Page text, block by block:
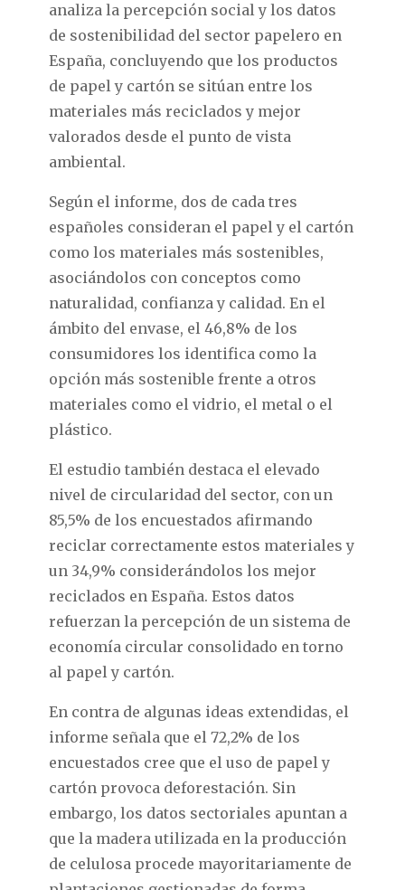
analiza la percepción social y los datos
de sostenibilidad del sector papelero en
España, concluyendo que los productos
de papel y cartón se sitúan entre los
materiales más reciclados y mejor
valorados desde el punto de vista
ambiental.
Según el informe, dos de cada tres
españoles consideran el papel y el cartón
como los materiales más sostenibles,
asociándolos con conceptos como
naturalidad, confianza y calidad. En el
ámbito del envase, el 46,8% de los
consumidores los identifica como la
opción más sostenible frente a otros
materiales como el vidrio, el metal o el
plástico.
El estudio también destaca el elevado
nivel de circularidad del sector, con un
85,5% de los encuestados afirmando
reciclar correctamente estos materiales y
un 34,9% considerándolos los mejor
reciclados en España. Estos datos
refuerzan la percepción de un sistema de
economía circular consolidado en torno
al papel y cartón.
En contra de algunas ideas extendidas, el
informe señala que el 72,2% de los
encuestados cree que el uso de papel y
cartón provoca deforestación. Sin
embargo, los datos sectoriales apuntan a
que la madera utilizada en la producción
de celulosa procede mayoritariamente de